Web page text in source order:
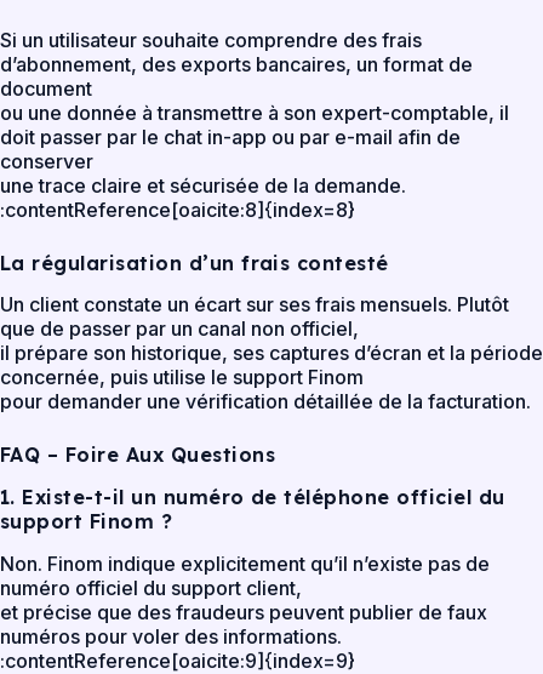
Si un utilisateur souhaite comprendre des frais
d’abonnement, des exports bancaires, un format de
document
ou une donnée à transmettre à son expert-comptable, il
doit passer par le chat in-app ou par e-mail afin de
conserver
une trace claire et sécurisée de la demande.
:contentReference[oaicite:8]{index=8}
La régularisation d’un frais contesté
Un client constate un écart sur ses frais mensuels. Plutôt
que de passer par un canal non officiel,
il prépare son historique, ses captures d’écran et la période
concernée, puis utilise le support Finom
pour demander une vérification détaillée de la facturation.
FAQ – Foire Aux Questions
1. Existe-t-il un numéro de téléphone officiel du
support Finom ?
Non. Finom indique explicitement qu’il n’existe pas de
numéro officiel du support client,
et précise que des fraudeurs peuvent publier de faux
numéros pour voler des informations.
:contentReference[oaicite:9]{index=9}